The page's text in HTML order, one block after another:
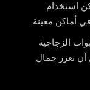
استخدام
أماكن معينة
الزجاجية
أن تعزز جمال